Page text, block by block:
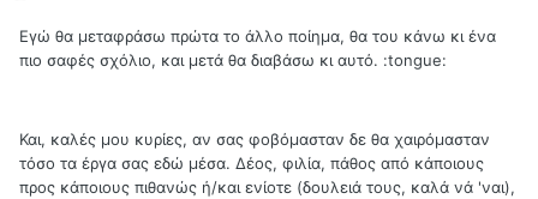
Εγώ θα μεταφράσω πρώτα το άλλο ποίημα, θα του κάνω κι ένα
πιο σαφές σχόλιο, και μετά θα διαβάσω κι αυτό. :tongue:
Και, καλές μου κυρίες, αν σας φοβόμασταν δε θα χαιρόμασταν
τόσο τα έργα σας εδώ μέσα. Δέος, φιλία, πάθος από κάποιους
προς κάποιους πιθανώς ή/και ενίοτε (δουλειά τους, καλά νά 'ναι),